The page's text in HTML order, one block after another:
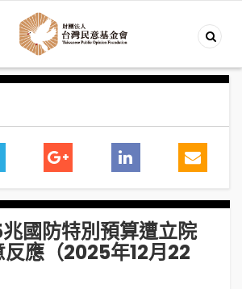
國防特別預算遭立院
應（2025年12月22